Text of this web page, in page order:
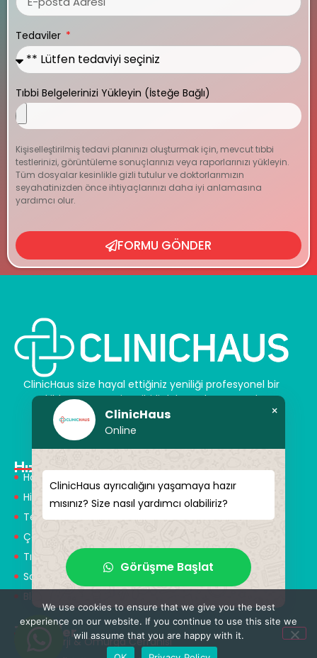
Tedaviler
Tıbbi Belgelerinizi Yükleyin (İsteğe Bağlı)
Kişiselleştirilmiş tedavi planınızı oluşturmak için, mevcut tıbbi
testlerinizi, görüntüleme sonuçlarınızı veya raporlarınızı yükleyin.
Tüm dosyalar kesinlikle gizli tutulur ve doktorlarımızın
seyahatinizden önce ihtiyaçlarınızı daha iyi anlamasına
yardımcı olur.
FORMU GÖNDER
ClinicHaus size hayal ettiğiniz yeniliği profesyonel bir
şekilde sunar ve size sihirli dokunuşlar vaat eder.
Kendinize yeni bir “siz” kazandırın.
Hızlı Menü
Hakkımızda
Hizmetlerimiz
Tedaviler
Çözüm Ortakları
Tıbbi Tanışmanlar
Sağlık Turizmi
Blog
Tedaviler
Nöroşirürji & Omurga Cerrahisi
ClinicHaus
Online
×
ClinicHaus ayrıcalığını yaşamaya hazır
mısınız? Size nasıl yardımcı olabiliriz?
Görüşme Başlat
We use cookies to ensure that we give you the best
experience on our website. If you continue to use this site we
will assume that you are happy with it.